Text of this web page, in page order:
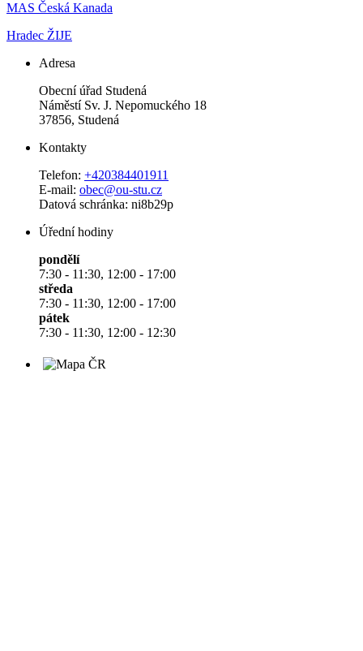
MAS Česká Kanada
Hradec ŽIJE
Adresa
Obecní úřad Studená
Náměstí Sv. J. Nepomuckého 18
37856, Studená
Kontakty
Telefon: +420384401911
E-mail: obec@ou-stu.cz
Datová schránka: ni8b29p
Úřední hodiny
pondělí
7:30 - 11:30, 12:00 - 17:00
středa
7:30 - 11:30, 12:00 - 17:00
pátek
7:30 - 11:30, 12:00 - 12:30